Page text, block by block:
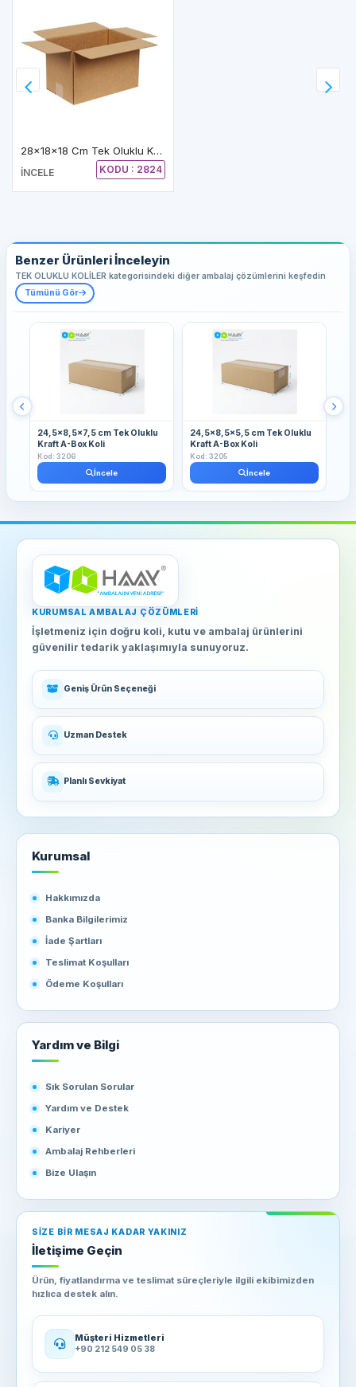
28x18x18 Cm Tek Oluklu Kraft A-Box Koli
İNCELE KODU : 2824
Benzer Ürünleri İnceleyin
TEK OLUKLU KOLİLER kategorisindeki diğer ambalaj çözümlerini keşfedin
Tümünü Gör
24,5x8,5x7,5 cm Tek Oluklu
Kraft A-Box Koli
Kod: 3206
İncele
24,5x8,5x5,5 cm Tek Oluklu
Kraft A-Box Koli
Kod: 3205
İncele
KURUMSAL AMBALAJ ÇÖZÜMLERI
İşletmeniz için doğru koli, kutu ve ambalaj ürünlerini
güvenilir tedarik yaklaşımıyla sunuyoruz.
Geniş Ürün Seçeneği
Uzman Destek
Planlı Sevkiyat
Kurumsal
Hakkımızda
Banka Bilgilerimiz
İade Şartları
Teslimat Koşulları
Ödeme Koşulları
Yardım ve Bilgi
Sık Sorulan Sorular
Yardım ve Destek
Kariyer
Ambalaj Rehberleri
Bize Ulaşın
SIZE BIR MESAJ KADAR YAKINIZ
İletişime Geçin
Ürün, fiyatlandırma ve teslimat süreçleriyle ilgili ekibimizden
hızlıca destek alın.
Müşteri Hizmetleri
+90 212 549 05 38